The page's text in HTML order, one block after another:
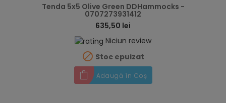
Tenda 5x5 Olive Green DDHammocks -
0707273931412
635,50 lei
Niciun review
 Stoc epuizat
Adaugă în Coș